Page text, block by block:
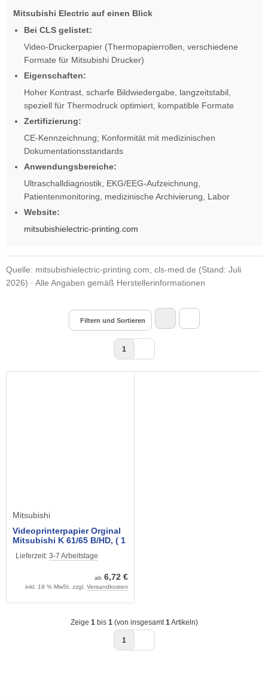
Mitsubishi Electric auf einen Blick
Bei CLS gelistet:
Video-Druckerpapier (Thermopapierrollen, verschiedene
Formate für Mitsubishi Drucker)
Eigenschaften:
Hoher Kontrast, scharfe Bildwiedergabe, langzeitstabil,
speziell für Thermodruck optimiert, kompatible Formate
Zertifizierung:
CE-Kennzeichnung; Konformität mit medizinischen
Dokumentationsstandards
Anwendungsbereiche:
Ultraschalldiagnostik, EKG/EEG-Aufzeichnung,
Patientenmonitoring, medizinische Archivierung, Labor
Website:
mitsubishielectric-printing.com
Quelle: mitsubishielectric-printing.com, cls-med.de (Stand: Juli
2026) · Alle Angaben gemäß Herstellerinformationen
Filtern und Sortieren
1
Mitsubishi
Videoprinterpapier Orginal
Mitsubishi K 61/65 B/HD, ( 1
Lieferzeit: 3-7 Arbeitstage
ab 6,72 €
inkl. 19 % MwSt. zzgl. Versandkosten
Zeige 1 bis 1 (von insgesamt 1 Artikeln)
1